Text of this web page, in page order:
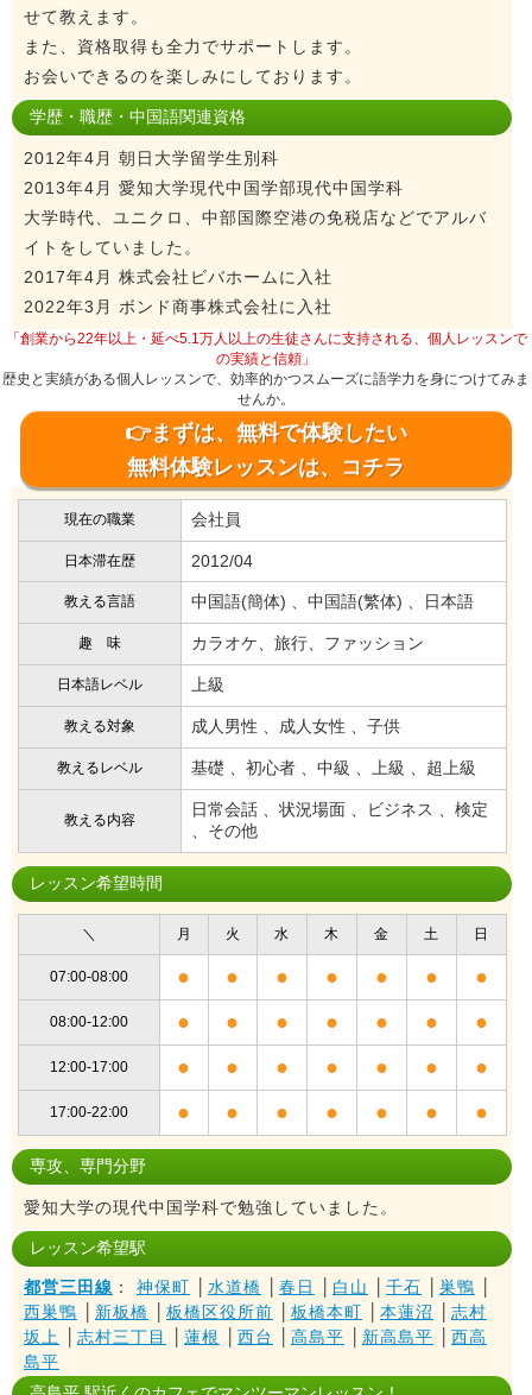
せて教えます。
また、資格取得も全力でサポートします。
お会いできるのを楽しみにしております。
学歴・職歴・中国語関連資格
2012年4月 朝日大学留学生別科
2013年4月 愛知大学現代中国学部現代中国学科
大学時代、ユニクロ、中部国際空港の免税店などでアルバ
イトをしていました。
2017年4月 株式会社ビバホームに入社
2022年3月 ボンド商事株式会社に入社
「創業から22年以上・延べ5.1万人以上の生徒さんに支持される、個人レッスンで
の実績と信頼」
歴史と実績がある個人レッスンで、効率的かつスムーズに語学力を身につけてみま
せんか。
👉まずは、無料で体験したい
無料体験レッスンは、コチラ
現在の職業 会社員
日本滞在歴 2012/04
教える言語 中国語(簡体) 、中国語(繁体) 、日本語
趣 味 カラオケ、旅行、ファッション
日本語レベル 上級
教える対象 成人男性 、成人女性 、子供
教えるレベル 基礎 、初心者 、中級 、上級 、超上級
教える内容
日常会話 、状況場面 、ビジネス 、検定
、その他
レッスン希望時間
＼ 月 火 水 木 金 土 日
07:00-08:00 ● ● ● ● ● ● ●
08:00-12:00 ● ● ● ● ● ● ●
12:00-17:00 ● ● ● ● ● ● ●
17:00-22:00 ● ● ● ● ● ● ●
専攻、専門分野
愛知大学の現代中国学科で勉強していました。
レッスン希望駅
都営三田線 ： 神保町 水道橋 春日 白山 千石 巣鴨
西巣鴨
新板橋 板橋区役所前 板橋本町 本蓮沼
志村
坂上
志村三丁目 蓮根 西台 高島平 新高島平
西高
島平